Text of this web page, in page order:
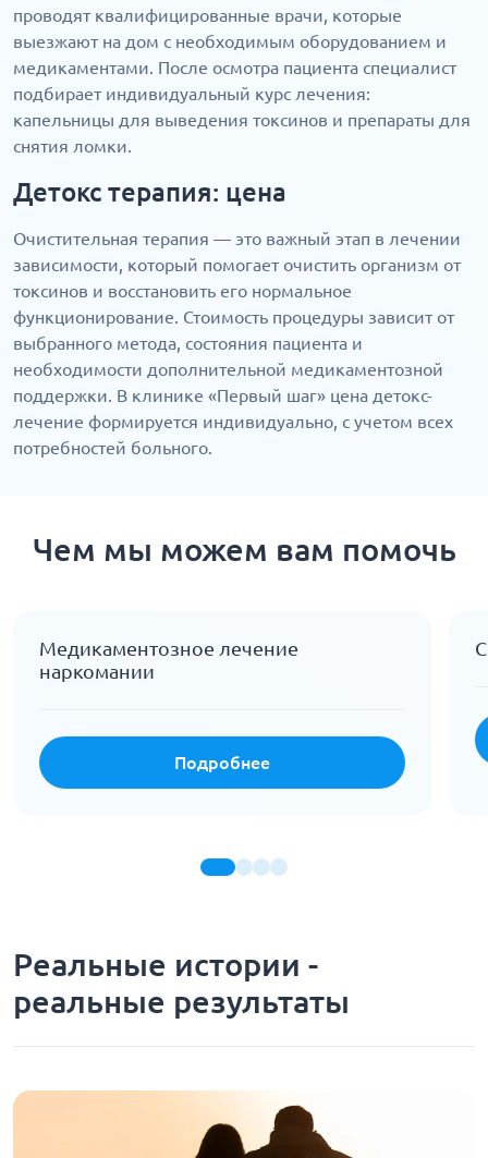
проводят квалифицированные врачи, которые
выезжают на дом с необходимым оборудованием и
медикаментами. После осмотра пациента специалист
подбирает индивидуальный курс лечения:
капельницы для выведения токсинов и препараты для
снятия ломки.
Детокс терапия: цена
Очистительная терапия — это важный этап в лечении
зависимости, который помогает очистить организм от
токсинов и восстановить его нормальное
функционирование. Стоимость процедуры зависит от
выбранного метода, состояния пациента и
необходимости дополнительной медикаментозной
поддержки. В клинике «Первый шаг» цена детокс-
лечение формируется индивидуально, с учетом всех
потребностей больного.
Чем мы можем вам помочь
Медикаментозное лечение
наркомании
Подробнее
Реальные истории -
реальные результаты